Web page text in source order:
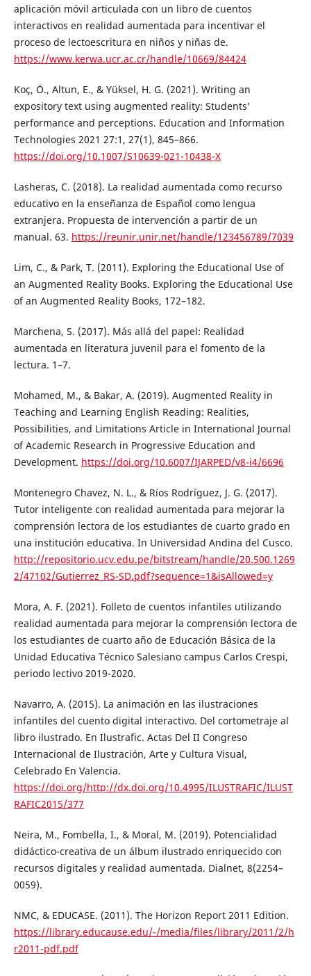
aplicación móvil articulada con un libro de cuentos
interactivos en realidad aumentada para incentivar el
proceso de lectoescritura en niños y niñas de.
https://www.kerwa.ucr.ac.cr/handle/10669/84424
Koç, Ö., Altun, E., & Yüksel, H. G. (2021). Writing an
expository text using augmented reality: Students’
performance and perceptions. Education and Information
Technologies 2021 27:1, 27(1), 845–866.
https://doi.org/10.1007/S10639-021-10438-X
Lasheras, C. (2018). La realidad aumentada como recurso
educativo en la enseñanza de Español como lengua
extranjera. Propuesta de intervención a partir de un
manual. 63. https://reunir.unir.net/handle/123456789/7039
Lim, C., & Park, T. (2011). Exploring the Educational Use of
an Augmented Reality Books. Exploring the Educational Use
of an Augmented Reality Books, 172–182.
Marchena, S. (2017). Más allá del papel: Realidad
aumentada en literatura juvenil para el fomento de la
lectura. 1–7.
Mohamed, M., & Bakar, A. (2019). Augmented Reality in
Teaching and Learning English Reading: Realities,
Possibilities, and Limitations Article in International Journal
of Academic Research in Progressive Education and
Development. https://doi.org/10.6007/IJARPED/v8-i4/6696
Montenegro Chavez, N. L., & Ríos Rodríguez, J. G. (2017).
Tutor inteligente con realidad aumentada para mejorar la
comprensión lectora de los estudiantes de cuarto grado en
una institución educativa. In Universidad Andina del Cusco.
http://repositorio.ucv.edu.pe/bitstream/handle/20.500.1269
2/47102/Gutierrez_RS-SD.pdf?sequence=1&isAllowed=y
Mora, A. F. (2021). Folleto de cuentos infantiles utilizando
realidad aumentada para mejorar la comprensión lectora de
los estudiantes de cuarto año de Educación Básica de la
Unidad Educativa Técnico Salesiano campus Carlos Crespi,
periodo lectivo 2019-2020.
Navarro, A. (2015). La animación en las ilustraciones
infantiles del cuento digital interactivo. Del cortometraje al
libro ilustrado. En Ilustrafic. Actas Del II Congreso
Internacional de Ilustración, Arte y Cultura Visual,
Celebrado En Valencia.
https://doi.org/http://dx.doi.org/10.4995/ILUSTRAFIC/ILUST
RAFIC2015/377
Neira, M., Fombella, I., & Moral, M. (2019). Potencialidad
didáctico-creativa de un álbum ilustrado enriquecido con
recursos digitales y realidad aumentada. Dialnet, 8(2254–
0059).
NMC, & EDUCASE. (2011). The Horizon Report 2011 Edition.
https://library.educause.edu/-/media/files/library/2011/2/h
r2011-pdf.pdf